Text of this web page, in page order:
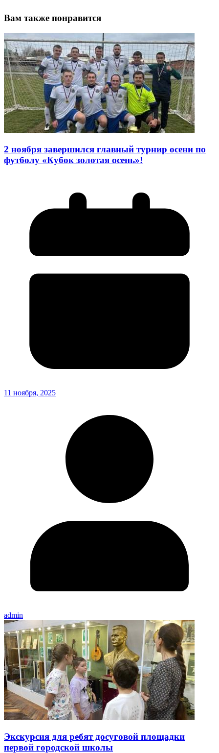
Вам также понравится
2 ноября завершился главный турнир осени по
футболу «Кубок золотая осень»!
11 ноября, 2025
admin
Экскурсия для ребят досуговой площадки
первой городской школы